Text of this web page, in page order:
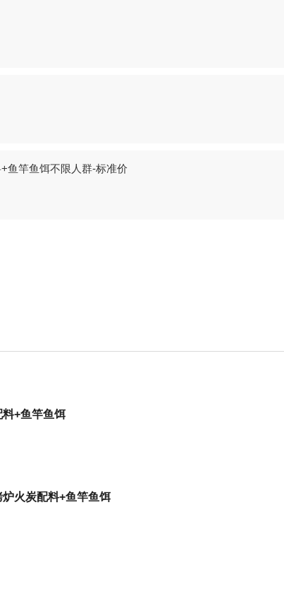
鱼竿鱼饵不限人群-标准价
+鱼竿鱼饵
火炭配料+鱼竿鱼饵